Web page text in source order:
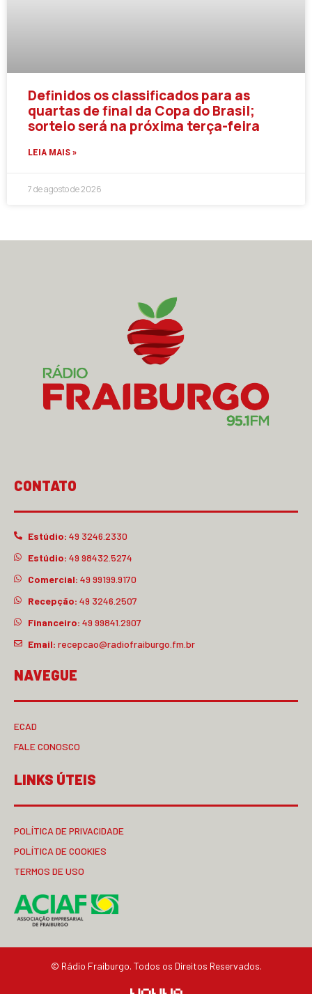
Definidos os classificados para as
quartas de final da Copa do Brasil;
sorteio será na próxima terça-feira
LEIA MAIS »
7 de agosto de 2026
CONTATO
Estúdio: 49 3246.2330
Estúdio: 49 98432.5274
Comercial: 49 99199.9170
Recepção: 49 3246.2507
Financeiro: 49 99841.2907
Email: recepcao@radiofraiburgo.fm.br
NAVEGUE
ECAD
FALE CONOSCO
LINKS ÚTEIS
POLÍTICA DE PRIVACIDADE
POLÍTICA DE COOKIES
TERMOS DE USO
© Rádio Fraiburgo. Todos os Direitos Reservados.